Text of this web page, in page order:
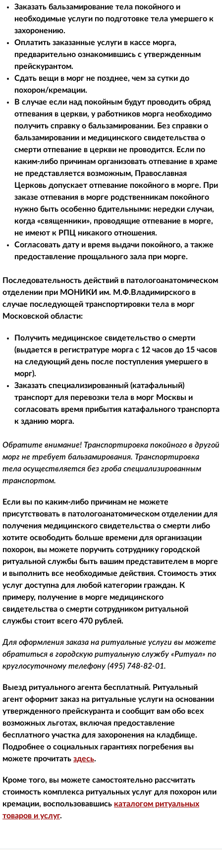
Заказать бальзамирование тела покойного и
необходимые услуги по подготовке тела умершего к
захоронению.
Оплатить заказанные услуги в кассе морга,
предварительно ознакомившись с утвержденным
прейскурантом.
Сдать вещи в морг не позднее, чем за сутки до
похорон/кремации.
В случае если над покойным будут проводить обряд
отпевания в церкви, у работников морга необходимо
получить справку о бальзамировании. Без справки о
бальзамировании и медицинского свидетельства о
смерти отпевание в церкви не проводится. Если по
каким-либо причинам организовать отпевание в храме
не представляется возможным, Православная
Церковь допускает отпевание покойного в морге. При
заказе отпевания в морге родственникам покойного
нужно быть особенно бдительными: нередки случаи,
когда «священники», проводящие отпевание в морге,
не имеют к РПЦ никакого отношения.
Согласовать дату и время выдачи покойного, а также
предоставление прощального зала при морге.
Последовательность действий в патологоанатомическом
отделении при МОНИКИ им. М.Ф.Владимирского в
случае последующей транспортировки тела в морг
Московской области:
Получить медицинское свидетельство о смерти
(выдается в регистратуре морга с 12 часов до 15 часов
на следующий день после поступления умершего в
морг).
Заказать специализированный (катафальный)
транспорт для перевозки тела в морг Москвы и
согласовать время прибытия катафального транспорта
к зданию морга.
Обратите внимание! Транспортировка покойного в другой
морг не требует бальзамирования. Транспортировка
тела осуществляется без гроба специализированным
транспортом.
Если вы по каким-либо причинам не можете
присутствовать в патологоанатомическом отделении для
получения медицинского свидетельства о смерти либо
хотите освободить больше времени для организации
похорон, вы можете поручить сотруднику городской
ритуальной службы быть вашим представителем в морге
и выполнить все необходимые действия. Стоимость этих
услуг доступна для любой категории граждан. К
примеру, получение в морге медицинского
свидетельства о смерти сотрудником ритуальной
службы стоит всего 470 рублей.
Для оформления заказа на ритуальные услуги вы можете
обратиться в городскую ритуальную службу «Ритуал» по
круглосуточному телефону (495) 748-82-01.
Выезд ритуального агента бесплатный. Ритуальный
агент оформит заказ на ритуальные услуги на основании
утвержденного прейскуранта и сообщит вам обо всех
возможных льготах, включая предоставление
бесплатного участка для захоронения на кладбище.
Подробнее о социальных гарантиях погребения вы
можете прочитать здесь.
Кроме того, вы можете самостоятельно рассчитать
стоимость комплекса ритуальных услуг для похорон или
кремации, воспользовавшись каталогом ритуальных
товаров и услуг.